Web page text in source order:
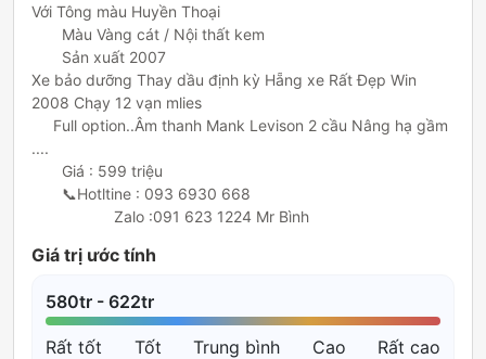
Với Tông màu Huyền Thoại
Xe bảo dưỡng Thay dầu định kỳ Hẵng xe Rất Đẹp Win
2008 Chạy 12 vạn mlies
....
                   Zalo :091 623 1224 Mr Bình
Giá trị ước tính
580tr - 622tr
Rất tốt Tốt Trung bình Cao Rất cao